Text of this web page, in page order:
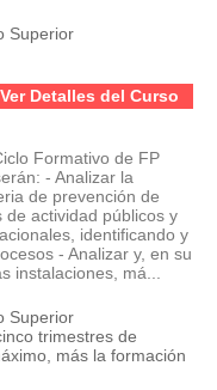
Superior
Ver Detalles del Curso
Formativo de FP
- Analizar la
de prevención de
de actividad públicos y
identificando y
- Analizar y, en su
instalaciones, má...
Superior
trimestres de
más la formación